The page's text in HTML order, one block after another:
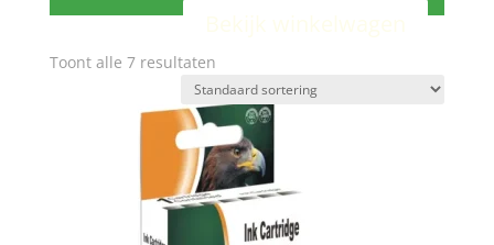
Toont alle 7 resultaten